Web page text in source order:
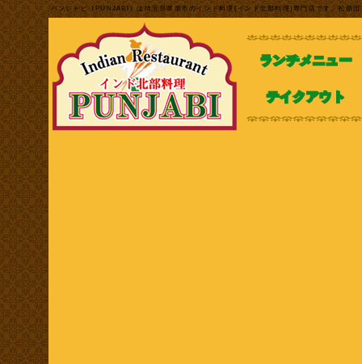
パンジャビ（PUNJABI）は埼玉県草加市のインド料理(インド北部料理)専門店です。松原
Lunch/11:30～
ランチメニュー
テイクアウト